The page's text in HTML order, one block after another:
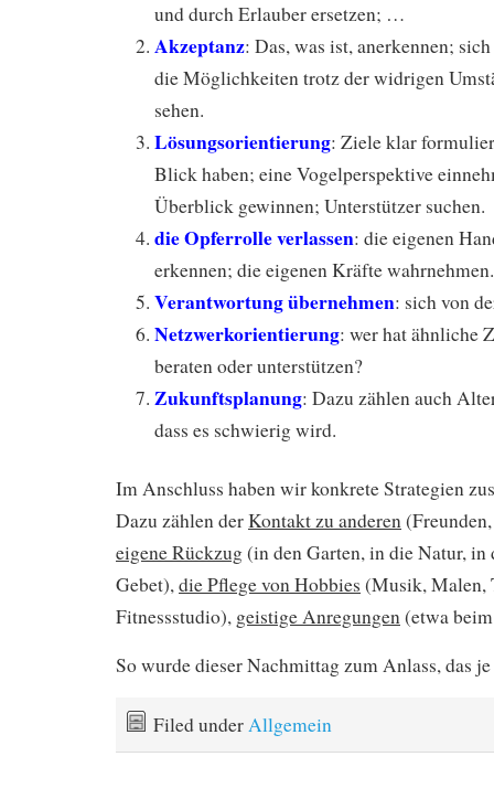
und durch Erlauber ersetzen; …
Akzeptanz: Das, was ist, anerkennen;
die Möglichkeiten trotz der widrigen
sehen.
Lösungsorientierung: Ziele klar
Blick haben; eine Vogelperspektive
Überblick gewinnen; Unterstützer suchen.
die Opferrolle verlassen: die eigenen
erkennen; die eigenen Kräfte wahrnehmen.
Verantwortung übernehmen: sich von
Netzwerkorientierung: wer hat ähnliche
beraten oder unterstützen?
Zukunftsplanung: Dazu zählen auch
dass es schwierig wird.
Im Anschluss haben wir konkrete Strategien
Dazu zählen derKontakt zu anderen
eigene Rückzug(in den Garten, in die Natur, in
Gebet),die Pflege von Hobbies (Musik, Malen,
Fitnessstudio), geistige Anregungen(etwa
So wurde dieser Nachmittag zum Anlass, das
Filed underAllgemein